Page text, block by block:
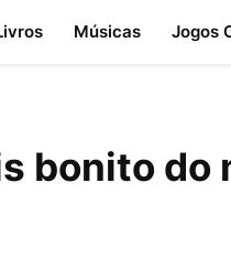
Músicas Jogos
bonito do